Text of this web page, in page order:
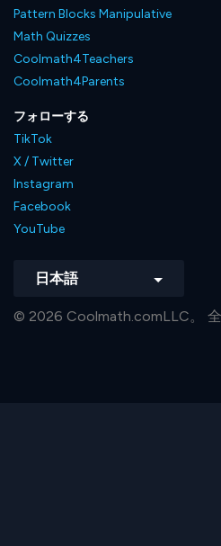
Pattern Blocks Manipulative
Math Quizzes
Coolmath4Teachers
Coolmath4Parents
フォローする
TikTok
X / Twitter
Instagram
Facebook
YouTube
日本語
© 2026 Coolmath.comLLC。 全